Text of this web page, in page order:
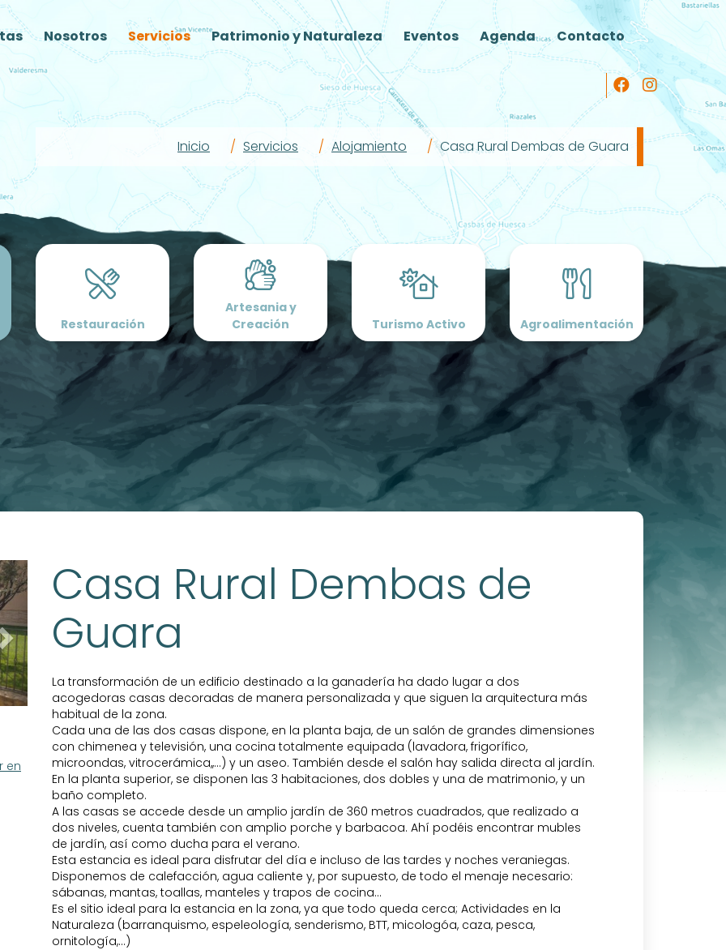
Nosotros Servicios Patrimonio y Naturaleza Eventos Agenda Contacto
Inicio Servicios Alojamiento Casa Rural Dembas de Guara
Restauración
Artesania y
Creación
Turismo Activo Agroalimentación
Next
en
Casa Rural Dembas de
Guara
La transformación de un edificio destinado a la ganadería ha dado lugar a dos
acogedoras casas decoradas de manera personalizada y que siguen la arquitectura más
habitual de la zona.
Cada una de las dos casas dispone, en la planta baja, de un salón de grandes dimensiones
con chimenea y televisión, una cocina totalmente equipada (lavadora, frigorífico,
microondas, vitrocerámica,,...) y un aseo. También desde el salón hay salida directa al jardín.
En la planta superior, se disponen las 3 habitaciones, dos dobles y una de matrimonio, y un
baño completo.
A las casas se accede desde un amplio jardín de 360 metros cuadrados, que realizado a
dos niveles, cuenta también con amplio porche y barbacoa. Ahí podéis encontrar mubles
de jardín, así como ducha para el verano.
Esta estancia es ideal para disfrutar del día e incluso de las tardes y noches veraniegas.
Disponemos de calefacción, agua caliente y, por supuesto, de todo el menaje necesario:
sábanas, mantas, toallas, manteles y trapos de cocina...
Es el sitio ideal para la estancia en la zona, ya que todo queda cerca; Actividades en la
Naturaleza (barranquismo, espeleología, senderismo, BTT, micologóa, caza, pesca,
ornitología,...)